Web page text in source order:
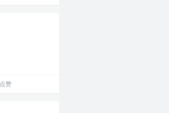
点赞